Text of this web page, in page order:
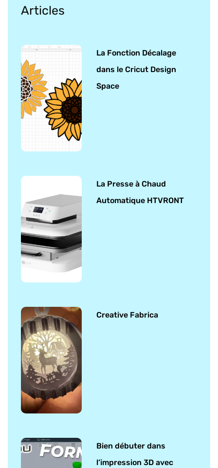
Articles
La Fonction Décalage
dans le Cricut Design
Space
La Presse à Chaud
Automatique HTVRONT
Creative Fabrica
Bien débuter dans
l’impression 3D avec